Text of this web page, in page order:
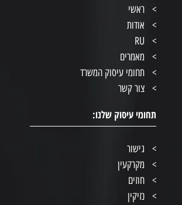
ראשי
אודות
RU
מאמרים
תחומי עיסוק המשרד
צור קשר
תחומי עיסוק שלנו:
גישור
מקרקעין
חוזים
נזיקין